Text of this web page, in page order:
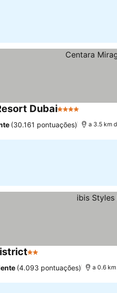
Dubai4 Estrelas
(30.161 pontuações) a 3.5 km
2 Estrelas
(4.093 pontuações) a 0.6